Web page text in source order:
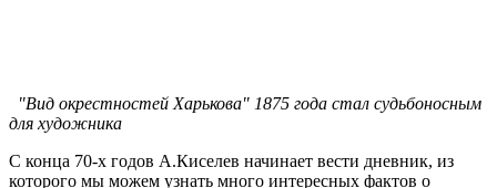
"Вид окрестностей Харькова" 1875 года стал судьбоносным
для художника
С конца 70-х годов А.Киселев начинает вести дневник, из
которого мы можем узнать много интересных фактов о